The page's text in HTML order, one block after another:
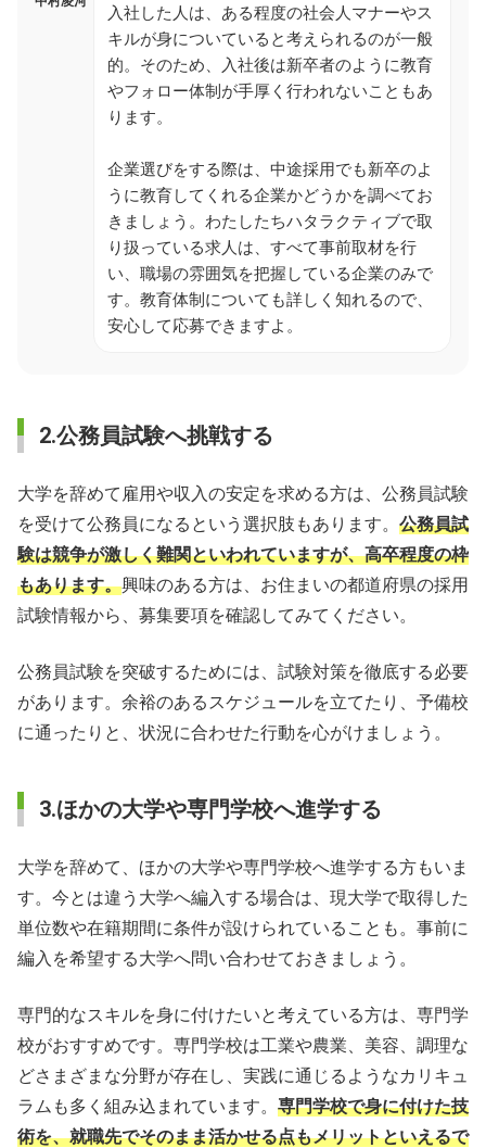
入社した人は、ある程度の社会人マナーやス
キルが身についていると考えられるのが一般
的。そのため、入社後は新卒者のように教育
やフォロー体制が手厚く行われないこともあ
ります。
企業選びをする際は、中途採用でも新卒のよ
うに教育してくれる企業かどうかを調べてお
きましょう。わたしたちハタラクティブで取
り扱っている求人は、すべて事前取材を行
い、職場の雰囲気を把握している企業のみで
す。教育体制についても詳しく知れるので、
安心して応募できますよ。
2.公務員試験へ挑戦する
大学を辞めて雇用や収入の安定を求める方は、公務員試験
を受けて公務員になるという選択肢もあります。 公務員試
験は競争が激しく難関といわれていますが、高卒程度の枠
もあります。興味のある方は、お住まいの都道府県の採用
試験情報から、募集要項を確認してみてください。
公務員試験を突破するためには、試験対策を徹底する必要
があります。余裕のあるスケジュールを立てたり、予備校
に通ったりと、状況に合わせた行動を心がけましょう。
3.ほかの大学や専門学校へ進学する
大学を辞めて、ほかの大学や専門学校へ進学する方もいま
す。今とは違う大学へ編入する場合は、現大学で取得した
単位数や在籍期間に条件が設けられていることも。事前に
編入を希望する大学へ問い合わせておきましょう。
専門的なスキルを身に付けたいと考えている方は、専門学
校がおすすめです。専門学校は工業や農業、美容、調理な
どさまざまな分野が存在し、実践に通じるようなカリキュ
ラムも多く組み込まれています。 専門学校で身に付けた技
術を、就職先でそのまま活かせる点もメリットといえるで